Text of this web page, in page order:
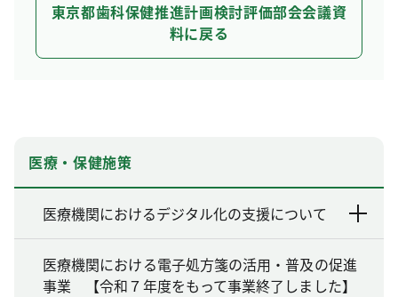
東京都歯科保健推進計画検討評価部会会議資
料に戻る
医療・保健施策
医療機関におけるデジタル化の支援について
医療機関における電子処方箋の活用・普及の促進
事業 【令和７年度をもって事業終了しました】